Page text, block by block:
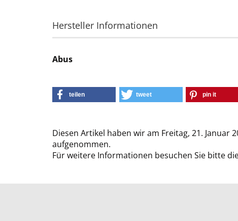
Hersteller Informationen
Abus
teilen tweet pin it
Diesen Artikel haben wir am Freitag, 21. Januar
aufgenommen.
Für weitere Informationen besuchen Sie bitte